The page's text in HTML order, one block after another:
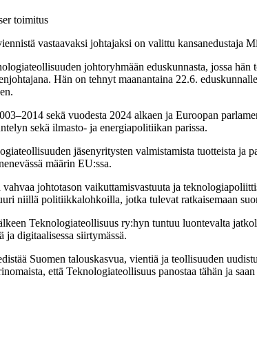
toimitus
vastaavaksi johtajaksi on valittu kansanedustaja
johtoryhmään eduskunnasta, jossa
Hän on tehnyt maanantaina 22.6.
sekä vuodesta 2024 alkaen ja Euroopan
sekä ilmasto- ja energiapolitiikan parissa.
jäsenyritysten valmistamista tuotteista
määrin EU:ssa.
johtotason vaikuttamisvastuuta ja
niillä politiikkalohkoilla, jotka tulevat ratkaisemaan
Teknologiateollisuus ry:hyn tuntuu luontevalta
ja digitaalisessa siirtymässä.
Suomen talouskasvua, vientiä ja teollisuuden
että Teknologiateollisuus panostaa tähän ja